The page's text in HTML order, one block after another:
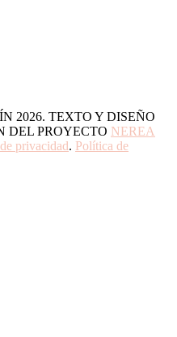
2026. TEXTO Y DISEÑO
DEL PROYECTO NEREA
privacidad. Política de